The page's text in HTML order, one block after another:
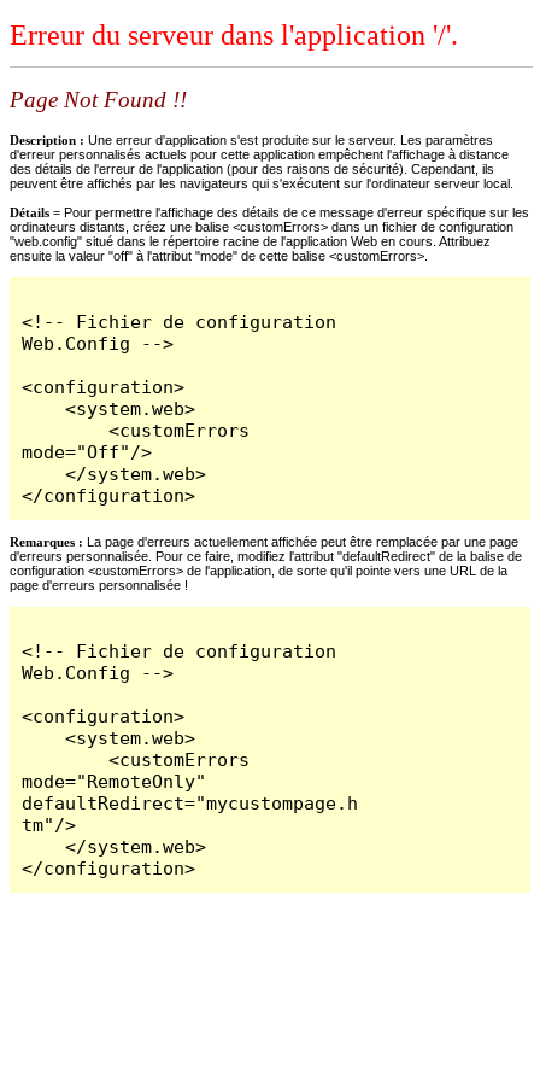
Erreur du serveur dans l'application '/'.
Page Not Found !!
Description : Une erreur d'application s'est produite sur le serveur. Les paramètres
d'erreur personnalisés actuels pour cette application empêchent l'affichage à distance
des détails de l'erreur de l'application (pour des raisons de sécurité). Cependant, ils
peuvent être affichés par les navigateurs qui s'exécutent sur l'ordinateur serveur local.
Détails = Pour permettre l'affichage des détails de ce message d'erreur spécifique sur les
ordinateurs distants, créez une balise <customErrors> dans un fichier de configuration
"web.config" situé dans le répertoire racine de l'application Web en cours. Attribuez
ensuite la valeur "off" à l'attribut "mode" de cette balise <customErrors>.
<!-- Fichier de configuration
Web.Config -->
<configuration>
    <system.web>
        <customErrors
mode="Off"/>
    </system.web>
</configuration>
Remarques : La page d'erreurs actuellement affichée peut être remplacée par une page
d'erreurs personnalisée. Pour ce faire, modifiez l'attribut "defaultRedirect" de la balise de
configuration <customErrors> de l'application, de sorte qu'il pointe vers une URL de la
page d'erreurs personnalisée !
<!-- Fichier de configuration
Web.Config -->
<configuration>
    <system.web>
        <customErrors
mode="RemoteOnly"
defaultRedirect="mycustompage.h
tm"/>
    </system.web>
</configuration>